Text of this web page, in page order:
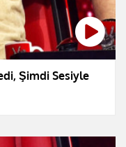
Şimdi Sesiyle